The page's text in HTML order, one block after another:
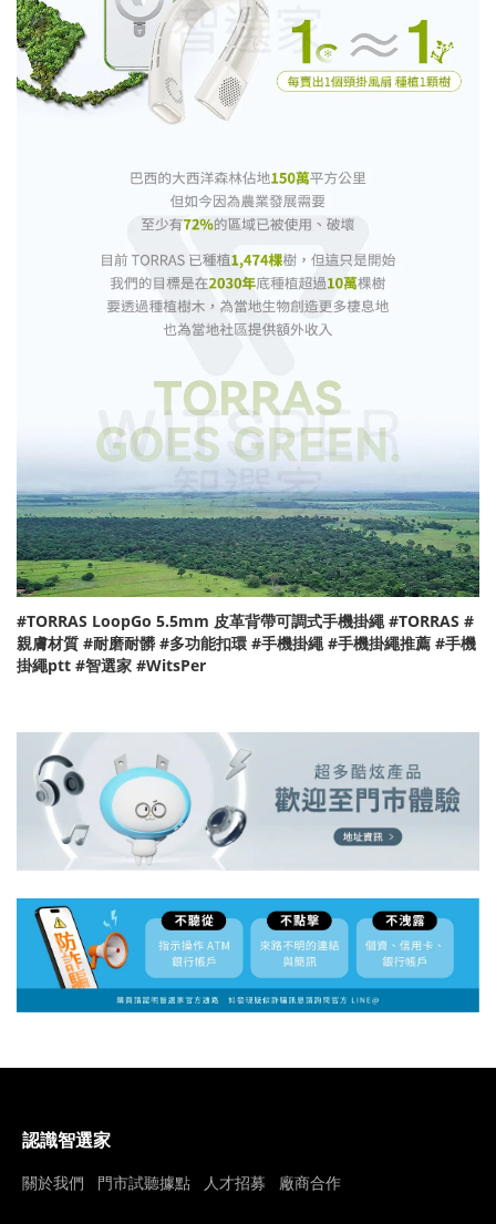
#TORRAS LoopGo 5.5mm 皮革背帶可調式手機掛繩 #TORRAS #
親膚材質 #耐磨耐髒 #多功能扣環 #手機掛繩 #手機掛繩推薦 #手機
掛繩ptt #智選家 #WitsPer
認識智選家
關於我們 門市試聽據點 人才招募 廠商合作